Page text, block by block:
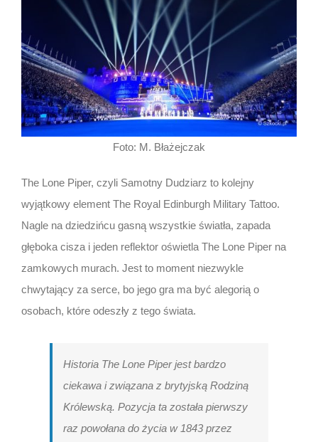
Foto: M. Błażejczak
The Lone Piper, czyli Samotny Dudziarz to kolejny
wyjątkowy element The Royal Edinburgh Military Tattoo.
Nagle na dziedzińcu gasną wszystkie światła, zapada
głęboka cisza i jeden reflektor oświetla The Lone Piper na
zamkowych murach. Jest to moment niezwykle
chwytający za serce, bo jego gra ma być alegorią o
osobach, które odeszły z tego świata.
Historia The Lone Piper jest bardzo
ciekawa i związana z brytyjską Rodziną
Królewską. Pozycja ta została pierwszy
raz powołana do życia w 1843 przez